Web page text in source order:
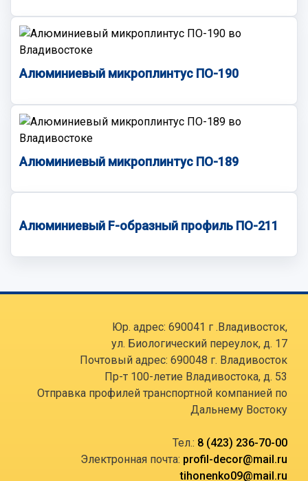
Алюминиевый микроплинтус ПО-190
Алюминиевый микроплинтус ПО-189
Алюминиевый F-образный профиль ПО-211
Юр. адрес: 690041 г .Владивосток,
ул. Биологический переулок, д. 17
Почтовый адрес: 690048 г. Владивосток
Пр-т 100-летие Владивостока, д. 53
Отправка профилей транспортной компанией по
Дальнему Востоку
Тел.: 8 (423) 236-70-00
Электронная почта: profil-decor@mail.ru
tihonenko09@mail.ru